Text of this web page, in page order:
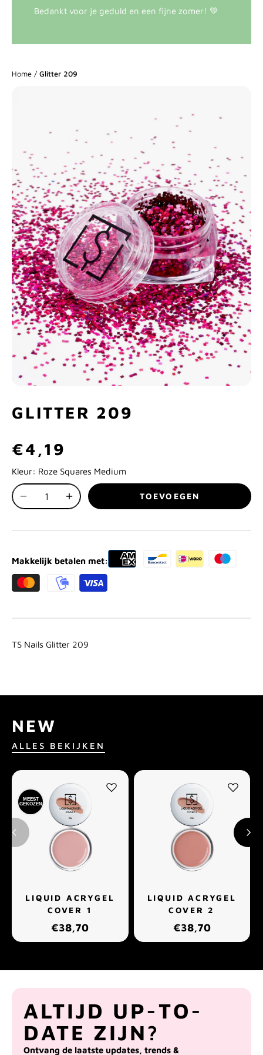
Bedankt voor je geduld en een fijne zomer! 💚
Home / Glitter 209
GLITTER 209
€4,19
Kleur: Roze Squares Medium
TOEVOEGEN
Makkelijk betalen met:
TS Nails Glitter 209
NEW
ALLES BEKIJKEN
MEEST
GEKOZEN
LIQUID ACRYGEL
COVER 1
€38,70
LIQUID ACRYGEL
COVER 2
€38,70
ALTIJD UP-TO-
DATE ZIJN?
Ontvang de laatste updates, trends &